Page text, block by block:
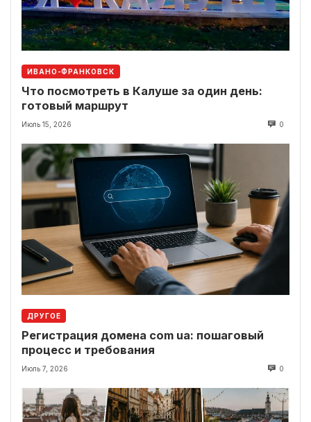
ИВАНО-ФРАНКОВСК
Что посмотреть в Калуше за один день:
готовый маршрут
Июль 15, 2026 0
ДРУГОЕ
Регистрация домена com ua: пошаговый
процесс и требования
Июль 7, 2026 0